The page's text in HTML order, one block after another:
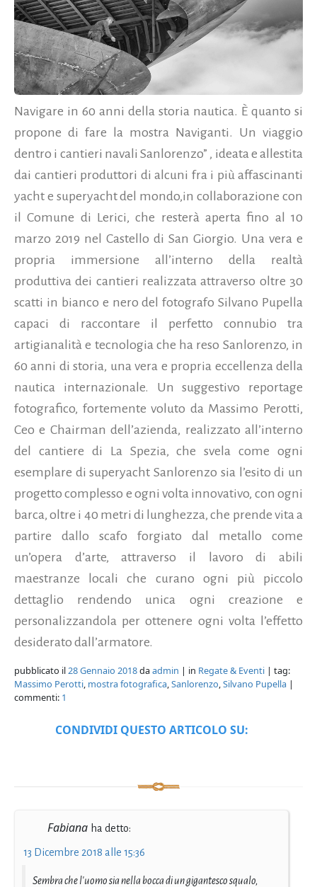
Navigare in 60 anni della storia nautica. È quanto si
propone di fare la mostra Naviganti. Un viaggio
dentro i cantieri navali Sanlorenzo” , ideata e allestita
dai cantieri produttori di alcuni fra i più affascinanti
yacht e superyacht del mondo,in collaborazione con
il Comune di Lerici, che resterà aperta fino al 10
marzo 2019 nel Castello di San Giorgio. Una vera e
propria immersione all’interno della realtà
produttiva dei cantieri realizzata attraverso oltre 30
scatti in bianco e nero del fotografo Silvano Pupella
capaci di raccontare il perfetto connubio tra
artigianalità e tecnologia che ha reso Sanlorenzo, in
60 anni di storia, una vera e propria eccellenza della
nautica internazionale. Un suggestivo reportage
fotografico, fortemente voluto da Massimo Perotti,
Ceo e Chairman dell’azienda, realizzato all’interno
del cantiere di La Spezia, che svela come ogni
esemplare di superyacht Sanlorenzo sia l’esito di un
progetto complesso e ogni volta innovativo, con ogni
barca, oltre i 40 metri di lunghezza, che prende vita a
partire dallo scafo forgiato dal metallo come
un’opera d’arte, attraverso il lavoro di abili
maestranze locali che curano ogni più piccolo
dettaglio rendendo unica ogni creazione e
personalizzandola per ottenere ogni volta l’effetto
desiderato dall’armatore.
pubblicato il28 Gennaio 2018daadmin | in Regate & Eventi | tag:
Massimo Perotti, mostra fotografica,Sanlorenzo,Silvano Pupella |
commenti: 1
CONDIVIDI QUESTO ARTICOLO SU:
Fabiana ha detto:
13 Dicembre 2018 alle 15:36
Sembra che l'uomo sia nella bocca di un gigantesco squalo,